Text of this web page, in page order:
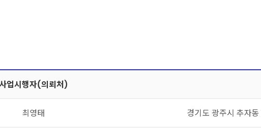
사업시행자(의뢰처)
최영태 경기도 광주시 추자